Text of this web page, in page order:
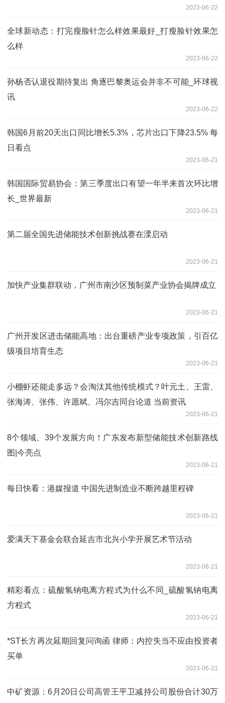
2023-06-22
全球新动态：打完瘦脸针怎么样效果最好_打瘦脸针效果怎
么样
2023-06-22
孙杨否认退役期待复出 角逐巴黎奥运会并非不可能_环球视
讯
2023-06-22
韩国6月前20天出口同比增长5.3%，芯片出口下降23.5% 每
日看点
2023-06-21
韩国国际贸易协会：第三季度出口有望一年半来首次环比增
长_世界最新
2023-06-21
第二届全国先进储能技术创新挑战赛在溧启动
2023-06-21
加快产业集群联动，广州市南沙区预制菜产业协会揭牌成立
2023-06-21
广州开发区进击储能高地：出台重磅产业专项政策，引百亿
级项目培育生态
2023-06-21
小棚虾还能走多远？会淘汰其他传统模式？叶元土、王雷、
张海涛、张伟、许愿斌、冯尔吉同台论道 当前资讯
2023-06-21
8个领域、39个发展方向！广东发布新型储能技术创新路线
图|今亮点
2023-06-21
每日快看：港媒报道 中国先进制造业不断跨越里程碑
2023-06-21
爱满天下基金会联合延吉市北兴小学开展艺术节活动
2023-06-21
精彩看点：硫酸氢钠电离方程式为什么不同_硫酸氢钠电离
方程式
2023-06-21
*ST长方再次延期回复问询函 律师：内控失当不应由投资者
买单
2023-06-21
中矿资源：6月20日公司高管王平卫减持公司股份合计30万